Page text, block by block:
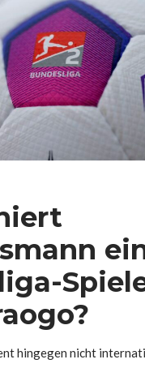
hingegen nicht